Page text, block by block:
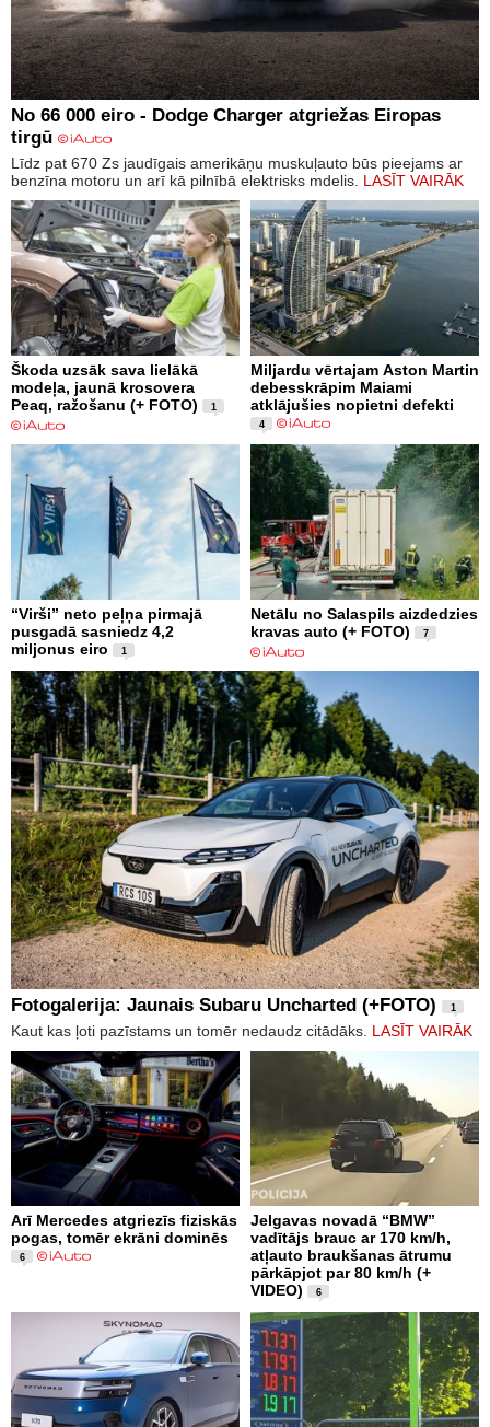
No 66 000 eiro - Dodge Charger atgriežas Eiropas
tirgū
Līdz pat 670 Zs jaudīgais amerikāņu muskuļauto būs pieejams ar
benzīna motoru un arī kā pilnībā elektrisks mdelis. LASĪT VAIRĀK
Škoda uzsāk sava lielākā
modeļa, jaunā krosovera
Peaq, ražošanu (+ FOTO)
1
Miljardu vērtajam Aston Martin
debesskrāpim Maiami
atklājušies nopietni defekti
4
“Virši” neto peļņa pirmajā
pusgadā sasniedz 4,2
miljonus eiro
1
Netālu no Salaspils aizdedzies
kravas auto (+ FOTO)
7
Fotogalerija: Jaunais Subaru Uncharted (+FOTO) 1
Kaut kas ļoti pazīstams un tomēr nedaudz citādāks. LASĪT VAIRĀK
Arī Mercedes atgriezīs fiziskās
pogas, tomēr ekrāni dominēs
6
Jelgavas novadā “BMW”
vadītājs brauc ar 170 km/h,
atļauto braukšanas ātrumu
pārkāpjot par 80 km/h (+
VIDEO)
6